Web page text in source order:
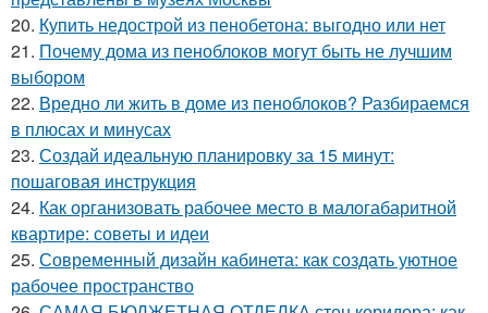
20. Купить недострой из пенобетона: выгодно или нет
21. Почему дома из пеноблоков могут быть не лучшим
выбором
22. Вредно ли жить в доме из пеноблоков? Разбираемся
в плюсах и минусах
23. Создай идеальную планировку за 15 минут:
пошаговая инструкция
24. Как организовать рабочее место в малогабаритной
квартире: советы и идеи
25. Современный дизайн кабинета: как создать уютное
рабочее пространство